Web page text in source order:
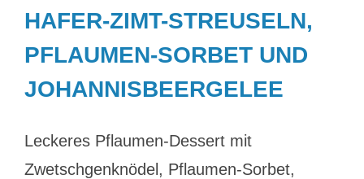
HAFER-ZIMT-STREUSELN,
PFLAUMEN-SORBET UND
JOHANNISBEERGELEE
Leckeres Pflaumen-Dessert mit
Zwetschgenknödel, Pflaumen-Sorbet,